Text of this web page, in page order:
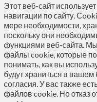
Этот веб-сайт
навигации по сайту.
мере необходимости,
поскольку они
функциями веб-сайта.
файлы cookie, которые
понимать, как вы
будут храниться в вашем
согласия. У вас также
файлов cookie. Но отказ